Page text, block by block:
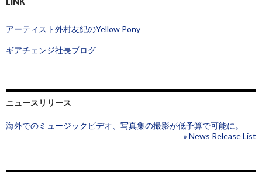
アーティスト外村友紀のYellow Pony
ギアチェンジ社長ブログ
ニュースリリース
海外でのミュージックビデオ、写真集の撮影が低予算で可能に。
» News Release List